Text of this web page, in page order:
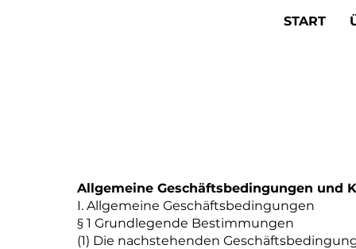
START
Allgemeine Geschäftsbedingungen und
I. Allgemeine Geschäftsbedingungen
§ 1 Grundlegende Bestimmungen
(1) Die nachstehenden